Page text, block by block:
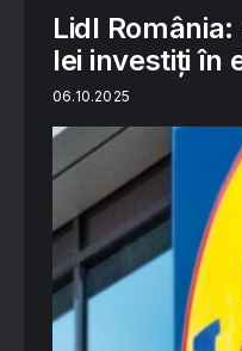
Lidl
lei investiți în
06.10.2025